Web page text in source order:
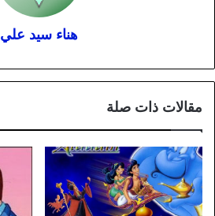
هناء سيد علي
مقالات ذات صلة